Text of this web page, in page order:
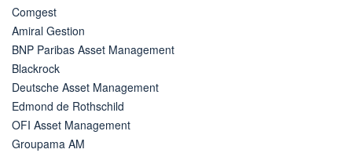
Comgest
Amiral Gestion
BNP Paribas Asset Management
Blackrock
Deutsche Asset Management
Edmond de Rothschild
OFI Asset Management
Groupama AM